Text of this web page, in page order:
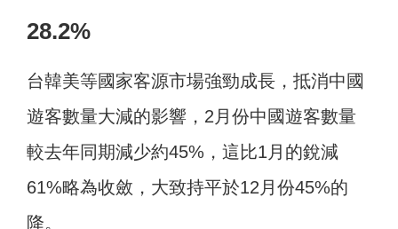
28.2%
台韓美等國家客源市場強勁成長，抵消中國
遊客數量大減的影響，2月份中國遊客數量
較去年同期減少約45%，這比1月的銳減
61%略為收斂，大致持平於12月份45%的
降。